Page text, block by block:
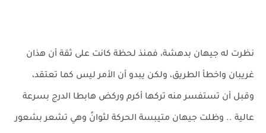
نظرت له جيهان بدهشة، فمنذ لحظة كانت على ثقة أن هذان
غريبان واخطأ الطريق، ولكن يبدو أن الأمر ليس كما تعتقد،
وقبل أن تستفسر منه تركها أكرم وركض هابطا الدرج بسرعة
عالية .. وظلت جيهان متيبسة الحركة لثوانً وهي تشعر بشعور